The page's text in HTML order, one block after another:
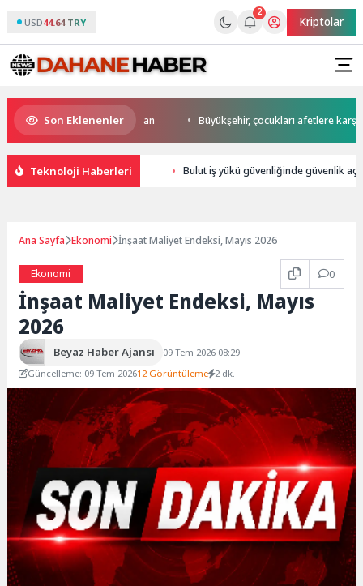
USD44.64 TRY
2
Kriptolar
Son Eklenenler
Başkan Büyükakın’dan Büyükşehir, çocukları afetlere karşı
Teknoloji Haberleri Bulut iş yükü güvenliğinde güvenlik
Ana Sayfa Ekonomi İnşaat Maliyet Endeksi, Mayıs 2026
Ekonomi 0
İnşaat Maliyet Endeksi, Mayıs
2026
Beyaz Haber Ajansı
09 Tem 2026 08:29
Güncelleme: 09 Tem 202612 Görüntüleme 2 dk.